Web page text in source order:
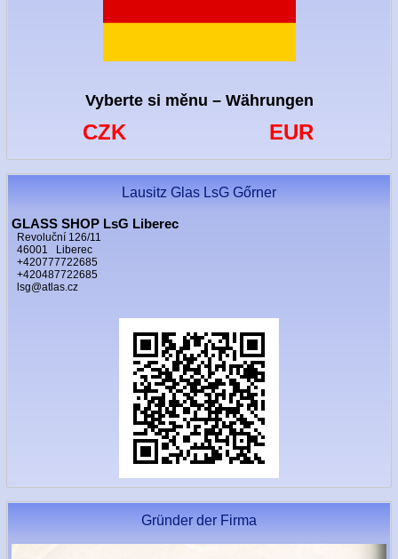
Vyberte si měnu – Währungen
CZK EUR
Lausitz Glas LsG Gőrner
GLASS SHOP LsG Liberec
Revoluční 126/11
46001 Liberec
+420777722685
+420487722685
lsg@atlas.cz
Gründer der Firma